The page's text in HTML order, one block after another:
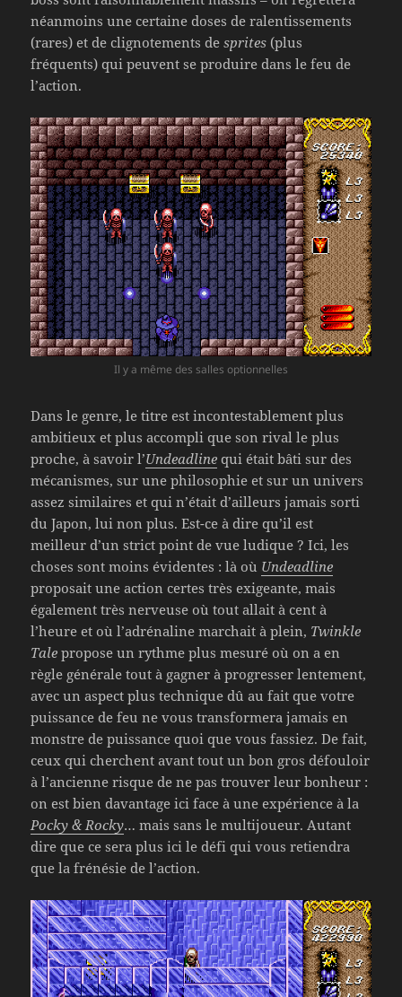
néanmoins une certaine doses de ralentissements
(rares) et de clignotements desprites (plus
fréquents) qui peuvent se produire dans le feu de
l’action.
Il y a même des salles optionnelles
Dans le genre, le titre est incontestablement plus
ambitieux et plus accompli que son rival le plus
proche, à savoir l’Undeadline qui était bâti sur des
mécanismes, sur une philosophie et sur un univers
assez similaires et qui n’était d’ailleurs jamais sorti
du Japon, lui non plus. Est-ce à dire qu’il est
meilleur d’un strict point de vue ludique ? Ici, les
choses sont moins évidentes : là où Undeadline
proposait une action certes très exigeante, mais
également très nerveuse où tout allait à cent à
l’heure et où l’adrénaline marchait à plein, Twinkle
Tale propose un rythme plus mesuré où on a en
règle générale tout à gagner à progresser lentement,
avec un aspect plus technique dû au fait que votre
puissance de feu ne vous transformera jamais en
monstre de puissance quoi que vous fassiez. De fait,
ceux qui cherchent avant tout un bon gros défouloir
à l’ancienne risque de ne pas trouver leur bonheur :
on est bien davantage ici face à une expérience à la
Pocky & Rocky… mais sans le multijoueur. Autant
dire que ce sera plus ici le défi qui vous retiendra
que la frénésie de l’action.